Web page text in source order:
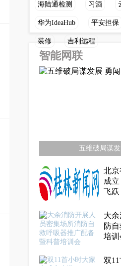
海陆通检测 习酒
华为IdeaHub 平安担保
装修 吉利远程
智能网联
五维破局谋
北京
成
飞跃
大
防
培训
双